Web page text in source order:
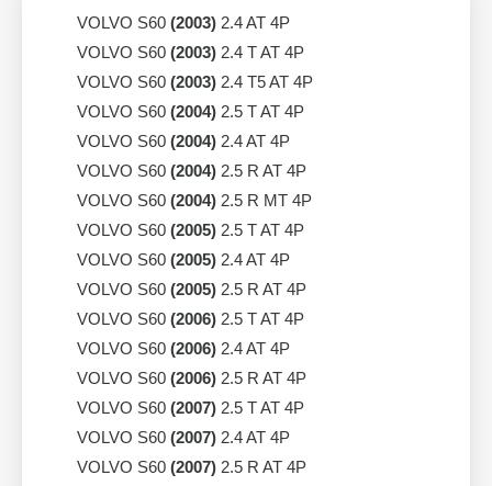
VOLVO S60 (2003) 2.4 AT 4P
VOLVO S60 (2003) 2.4 T AT 4P
VOLVO S60 (2003) 2.4 T5 AT 4P
VOLVO S60 (2004) 2.5 T AT 4P
VOLVO S60 (2004) 2.4 AT 4P
VOLVO S60 (2004) 2.5 R AT 4P
VOLVO S60 (2004) 2.5 R MT 4P
VOLVO S60 (2005) 2.5 T AT 4P
VOLVO S60 (2005) 2.4 AT 4P
VOLVO S60 (2005) 2.5 R AT 4P
VOLVO S60 (2006) 2.5 T AT 4P
VOLVO S60 (2006) 2.4 AT 4P
VOLVO S60 (2006) 2.5 R AT 4P
VOLVO S60 (2007) 2.5 T AT 4P
VOLVO S60 (2007) 2.4 AT 4P
VOLVO S60 (2007) 2.5 R AT 4P